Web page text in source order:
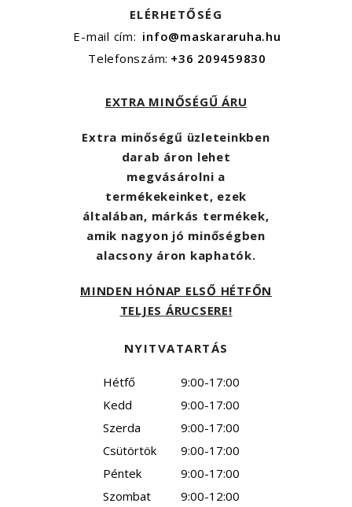
ELÉRHETŐSÉG
E-mail cím: info@maskararuha.hu
Telefonszám: +36 209459830
EXTRA MINŐSÉGŰ ÁRU
Extra minőségű üzleteinkben
darab áron lehet
megvásárolni a
termékekeinket, ezek
általában, márkás termékek,
amik nagyon jó minőségben
alacsony áron kaphatók.
MINDEN HÓNAP ELSŐ HÉTFŐN
TELJES ÁRUCSERE!
NYITVATARTÁS
Hétfő
9:00-17:00
Kedd
9:00-17:00
Szerda
9:00-17:00
Csütörtök
9:00-17:00
Péntek
9:00-17:00
Szombat
9:00-12:00